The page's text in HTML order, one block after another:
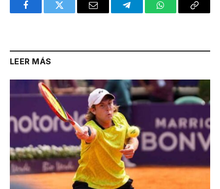
FacebookTwitter Email TelegramWhatsAppCopy
LEER MÁS